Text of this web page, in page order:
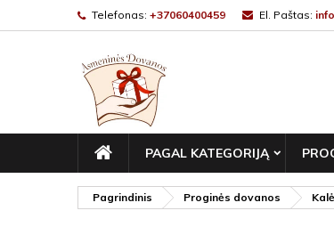
Telefonas: +37060400459 El. Paštas:
PAGRINDINIS
PAGAL KATEGORIJĄ
Pagrindinis Proginės dovanos